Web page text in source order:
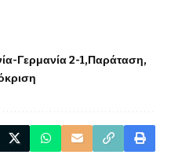
Γερμανία 2-1 Παράταση